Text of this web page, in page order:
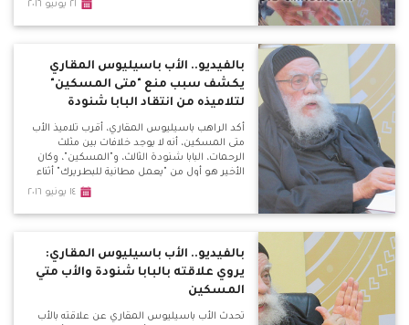
عبارة "لا طلاق إلا لعله الزنا" غير موجودة بالكتاب
٢١ يونيو ٢٠١٦
بالفيديو.. الأب باسيليوس المقاري
يكشف سبب منع "متى المسكين"
لتلاميذه من انتقاد البابا شنودة
أكد الراهب باسيليوس المقاري، أقرب تلاميذ الأب
متى المسكين، أنه لا يوجد خلافات بين مثلث
الرحمات، البابا شنودة الثالث، و"المسكين"، وكان
الأخير هو أول من "يعمل مطانية للبطريرك" أثناء
زيارته للدير، لافتًا في نفس الوقت إلى أن أتباع البابا
يجوز أبدًا حتى من بطريرك، ولكن يتم بـ"مجمع
١٤ يونيو ٢٠١٦
بالفيديو.. الأب باسيليوس المقاري:
يروي علاقته بالبابا شنودة والأب متي
المسكين
تحدث الأب باسيليوس المقاري عن علاقته بالأب